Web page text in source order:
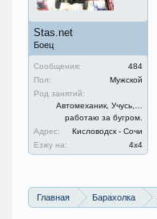
Stas.net
Боец
Сообщения:
484
Пол:
Мужской
Род занятий:
Автомеханик, Учусь,…
работаю за бугром.
Адрес:
Кисловодск - Сочи
Езжу на:
4х4
Главная Барахолка